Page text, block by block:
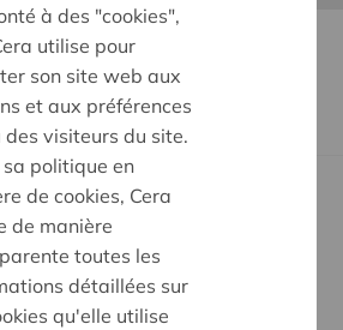
müssen über
kaufen
à des "cookies",
utilise pour
son site web aux
et aux préférences
des visiteurs du site.
sa politique en
de cookies, Cera
de manière
toutes les
détaillées sur
qu'elle utilise